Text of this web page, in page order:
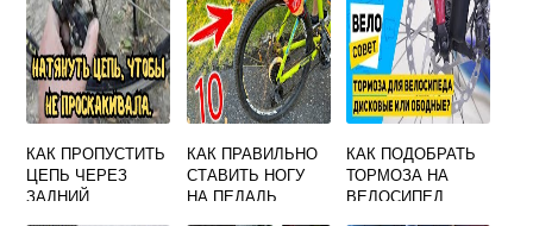
ВМЕСТЕ С
ВЕЛОСИПЕДОМ
СОСТАВЛЯЕТ 99
КАК ПРОПУСТИТЬ
ЦЕПЬ ЧЕРЕЗ
ЗАДНИЙ
КАК ПРАВИЛЬНО
СТАВИТЬ НОГУ
НА ПЕДАЛЬ
КАК ПОДОБРАТЬ
ТОРМОЗА НА
ВЕЛОСИПЕД